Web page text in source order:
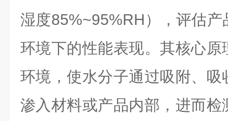
湿度85%~95%RH），评估
环境下的性能表现。其核心
环境，使水分子通过吸附、
渗入材料或产品内部，进而